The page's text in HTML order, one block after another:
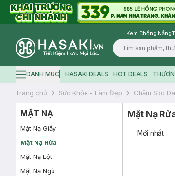
Kem Chống Nắng
Logo
Hamburger icon
DANH MỤC HASAKI DEALS HOT DEALS
Trang chủ Sức Khỏe - Làm Đẹp Chăm Sóc
MẶT NẠ
Mặt Nạ Giấy
Mặt Nạ Rửa
Mặt Nạ Lột
Mặt Nạ Ngủ
Mặt Nạ
Mới nhất